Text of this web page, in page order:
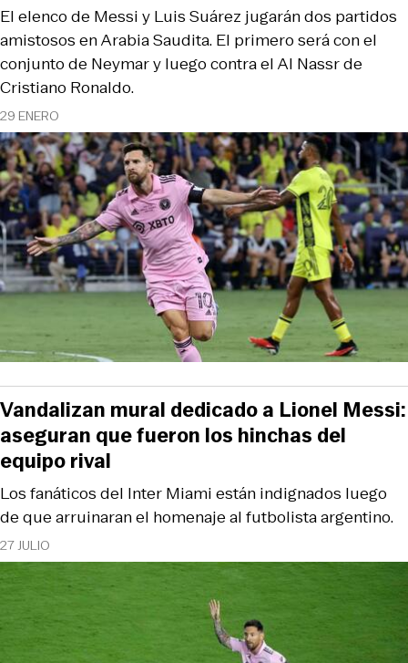
29 ENERO
El elenco de Messi y Luis Suárez jugarán dos partidos
amistosos en Arabia Saudita. El primero será con el
conjunto de Neymar y luego contra el Al Nassr de
Cristiano Ronaldo.
27 JULIO
Los fanáticos del Inter Miami están indignados luego
de que arruinaran el homenaje al futbolista argentino.
Vandalizan mural dedicado a Lionel Messi:
aseguran que fueron los hinchas del
equipo rival